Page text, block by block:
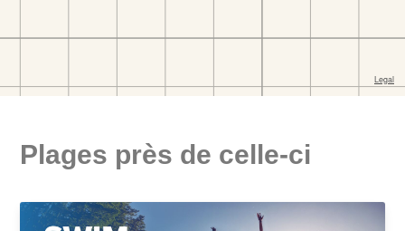
Plages près de celle-ci